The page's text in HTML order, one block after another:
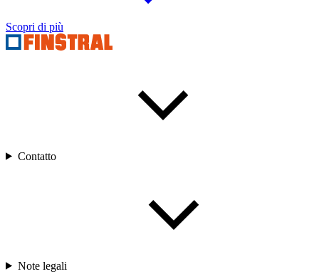
Scopri di più
Contatto
Note legali